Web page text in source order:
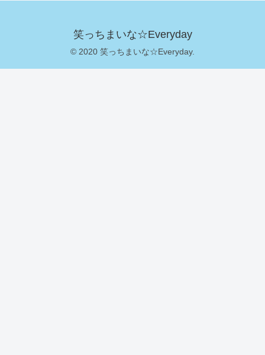
笑っちまいな☆Everyday
© 2020 笑っちまいな☆Everyday.